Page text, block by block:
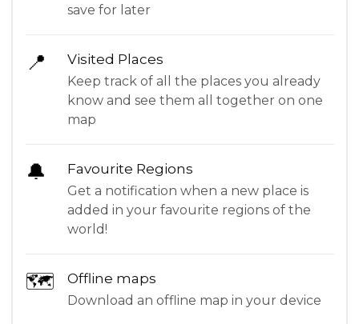
save for later
📍 Visited Places
Keep track of all the places you already
know and see them all together on one
map
🔔 Favourite Regions
Get a notification when a new place is
added in your favourite regions of the
world!
🗺 Offline maps
Download an offline map in your device